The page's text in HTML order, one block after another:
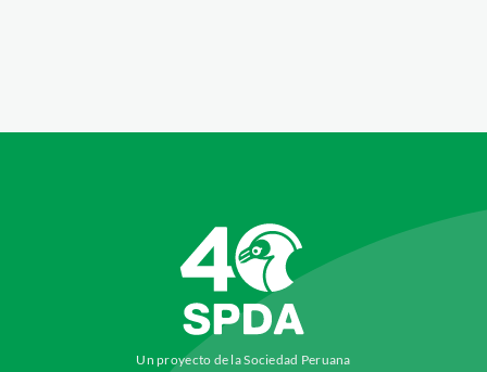
Un proyecto de la Sociedad Peruana